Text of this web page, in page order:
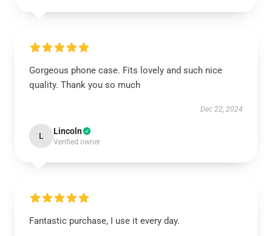
Gorgeous phone case. Fits lovely and such nice
quality. Thank you so much
Dec 22, 2024
L Lincoln
Verified owner
Fantastic purchase, I use it every day.